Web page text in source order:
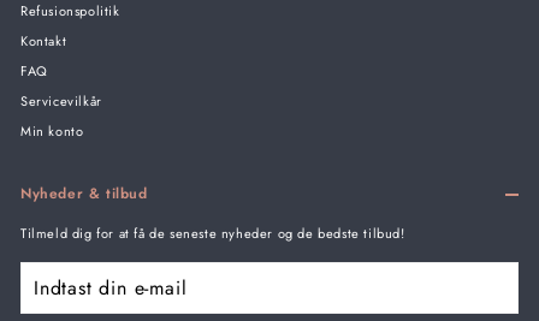
Refusionspolitik
Kontakt
FAQ
Servicevilkår
Min konto
Nyheder & tilbud
Tilmeld dig for at få de seneste nyheder og de bedste tilbud!
Indtast
din